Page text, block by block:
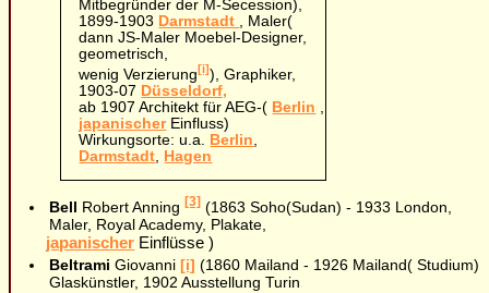
Mitbegründer der M-Secession),
1899-1903 Darmstadt , Maler(
dann JS-Maler Moebel-Designer,
geometrisch,
wenig Verzierung[i]), Graphiker,
1903-07 Düsseldorf,
ab 1907 Architekt für AEG-( Berlin
japanischerEinfluss)
Wirkungsorte: u.a.
Berlin
Darmstadt
Hagen
Bell Robert Anning[3] (1863 Soho(Sudan) - 1933 London,
Maler, Royal Academy, Plakate,
japanischer Einflüsse )
Beltrami Giovanni[i] (1860 Mailand - 1926 Mailand( Studium)
Glaskünstler, 1902 Ausstellung Turin